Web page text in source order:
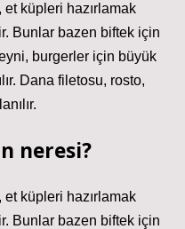
et küpleri hazırlamak
Bunlar bazen biftek için
burgerler için büyük
Dana filetosu, rosto,
neresi?
et küpleri hazırlamak
Bunlar bazen biftek için